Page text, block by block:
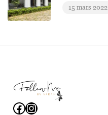
15 mars 2022
Facebook
Instagram